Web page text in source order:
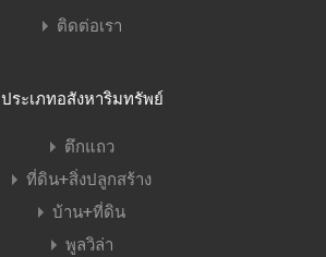
ติดต่อเรา
ประเภทอสังหาริมทรัพย์
ตึกแถว
ที่ดิน+สิ่งปลูกสร้าง
บ้าน+ที่ดิน
พูลวิล่า